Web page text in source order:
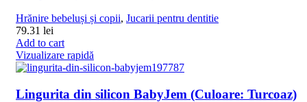
Hrănire bebeluși și copii, Jucarii pentru dentitie
79.31 lei
Add to cart
Vizualizare rapidă
Lingurita din silicon BabyJem (Culoare: Turcoaz)